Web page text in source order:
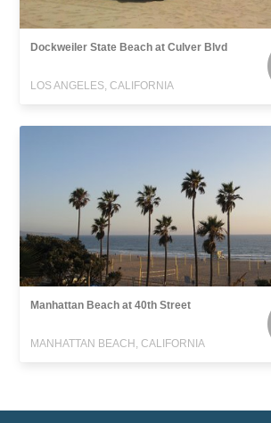
Dockweiler State Beach at Culver Blvd
LOS ANGELES, CALIFORNIA
Manhattan Beach at 40th Street
MANHATTAN BEACH, CALIFORNIA